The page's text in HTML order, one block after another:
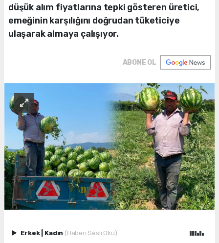
düşük alım fiyatlarına tepki gösteren üretici,
emeğinin karşılığını doğrudan tüketiciye
ulaşarak almaya çalışıyor.
ABONE OL
Erkek Kadın (Haberi Sesli Oku)